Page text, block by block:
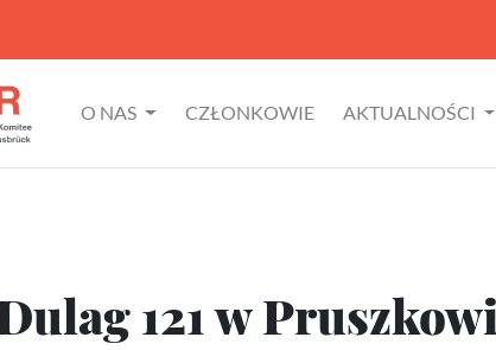
O NAS CZŁONKOWIE AKTUALNOŚCI
121 w